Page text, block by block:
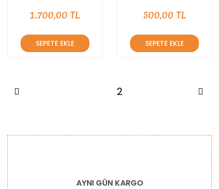
1.700,00 TL
SEPETE EKLE
500,00 TL
SEPETE EKLE
2
AYNI GÜN KARGO